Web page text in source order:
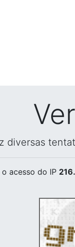
diversas
acesso do IP